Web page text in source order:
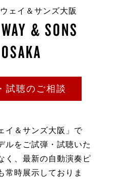
ェイ＆サンズ大阪
& SONS
OSAKA
試聴のご相談
イ＆サンズ大阪」で
ルをご試弾・試聴いた
く、最新の自動演奏ピ
常時展示しておりま